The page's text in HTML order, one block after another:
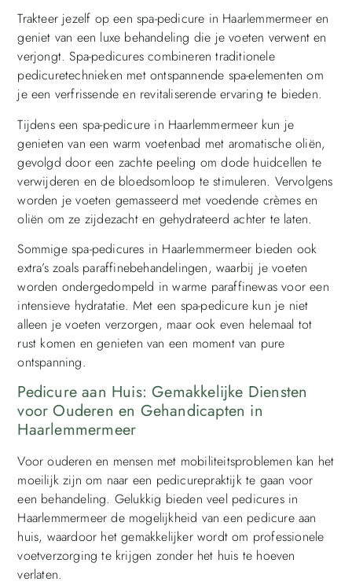
Trakteer jezelf op een spa-pedicure in Haarlemmermeer en
geniet van een luxe behandeling die je voeten verwent en
verjongt. Spa-pedicures combineren traditionele
pedicuretechnieken met ontspannende spa-elementen om
je een verfrissende en revitaliserende ervaring te bieden.
Tijdens een spa-pedicure in Haarlemmermeer kun je
genieten van een warm voetenbad met aromatische oliën,
gevolgd door een zachte peeling om dode huidcellen te
verwijderen en de bloedsomloop te stimuleren. Vervolgens
worden je voeten gemasseerd met voedende crèmes en
oliën om ze zijdezacht en gehydrateerd achter te laten.
Sommige spa-pedicures in Haarlemmermeer bieden ook
extra’s zoals paraffinebehandelingen, waarbij je voeten
worden ondergedompeld in warme paraffinewas voor een
intensieve hydratatie. Met een spa-pedicure kun je niet
alleen je voeten verzorgen, maar ook even helemaal tot
rust komen en genieten van een moment van pure
ontspanning.
Pedicure aan Huis: Gemakkelijke Diensten
voor Ouderen en Gehandicapten in
Haarlemmermeer
Voor ouderen en mensen met mobiliteitsproblemen kan het
moeilijk zijn om naar een pedicurepraktijk te gaan voor
een behandeling. Gelukkig bieden veel pedicures in
Haarlemmermeer de mogelijkheid van een pedicure aan
huis, waardoor het gemakkelijker wordt om professionele
voetverzorging te krijgen zonder het huis te hoeven
verlaten.